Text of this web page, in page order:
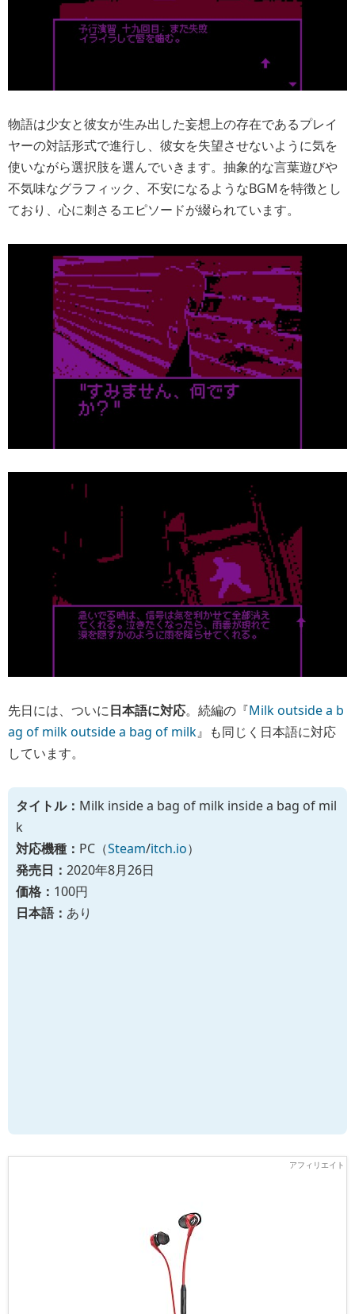
物語は少女と彼女が生み出した妄想上の存在であるプレイ
ヤーの対話形式で進行し、彼女を失望させないように気を
使いながら選択肢を選んでいきます。抽象的な言葉遊びや
不気味なグラフィック、不安になるようなBGMを特徴とし
ており、心に刺さるエピソードが綴られています。
先日には、ついに日本語に対応。続編の『Milk outside a b
ag of milk outside a bag of milk』も同じく日本語に対応
しています。
タイトル： Milk inside a bag of milk inside a bag of mil
k
対応機種： PC（Steam/itch.io）
発売日： 2020年8月26日
価格： 100円
日本語： あり